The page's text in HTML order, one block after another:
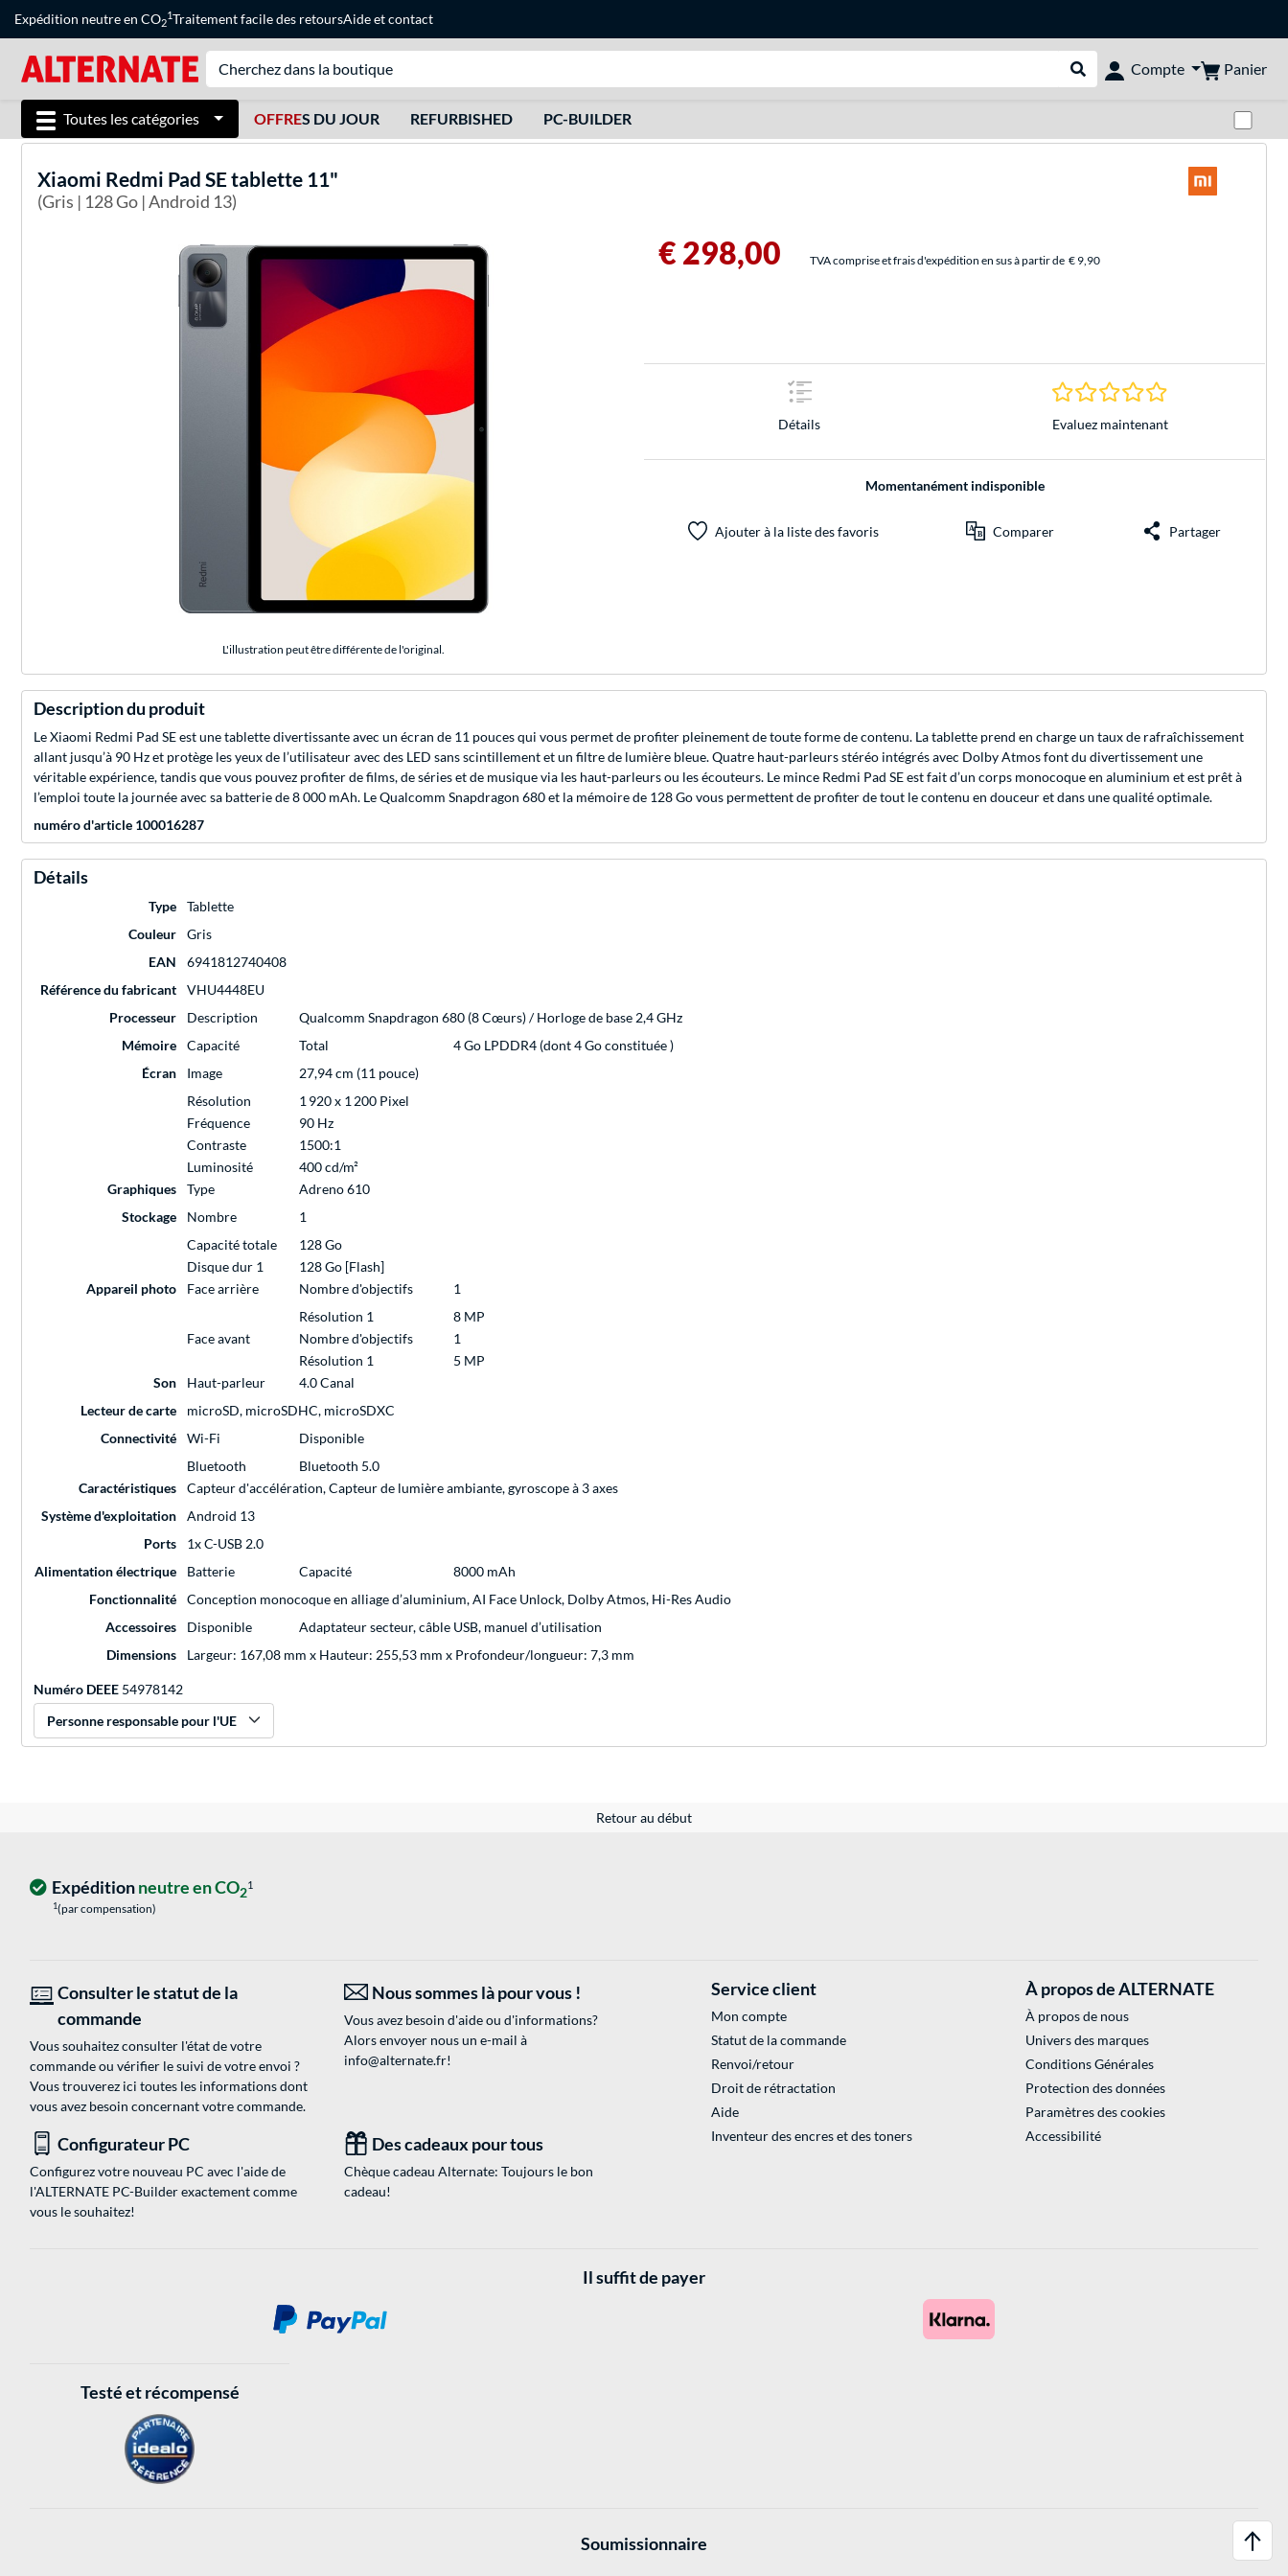
Expédition neutre en CO2
1Traitement facile des retoursAideetcontact
Rechercher dans le shop
Compte Panier
Toutes les catégories OFFRES DU JOUR REFURBISHED PC-BUILDER
Xiaomi Redmi Pad SE tablette 11"
(Gris | 128 Go | Android 13)
L'illustration peut être différente de l'original.
€ 298,00 TVA comprise et frais d'expédition en sus à partir de € 9,90
Détails
0.0 Étoiles à 0
Evaluez maintenant
Momentanément indisponible
Ajouter à la liste des favoris Comparer Partager
Description du produit
Le Xiaomi Redmi Pad SE est une tablette divertissante avec un écran de 11 pouces qui vous permet de profiter pleinement de toute forme de contenu. La tablette prend en charge un taux de rafraîchissement
allant jusqu’à 90 Hz et protège les yeux de l’utilisateur avec des LED sans scintillement et un filtre de lumière bleue. Quatre haut-parleurs stéréo intégrés avec Dolby Atmos font du divertissement une
véritable expérience, tandis que vous pouvez profiter de films, de séries et de musique via les haut-parleurs ou les écouteurs. Le mince Redmi Pad SE est fait d’un corps monocoque en aluminium et est prêt à
l’emploi toute la journée avec sa batterie de 8 000 mAh. Le Qualcomm Snapdragon 680 et la mémoire de 128 Go vous permettent de profiter de tout le contenu en douceur et dans une qualité optimale.
numéro d'article 100016287
Détails
Type
Tablette
Couleur
Gris
EAN
6941812740408
Référence du fabricant
VHU4448EU
Processeur
Description
Qualcomm Snapdragon 680 (8 Cœurs) / Horloge de base 2,4 GHz
Mémoire
Capacité Total
4 Go LPDDR4 (dont 4 Go constituée )
Écran
Image
27,94 cm (11 pouce)
Résolution
1 920 x 1 200 Pixel
Fréquence
90 Hz
Contraste
1500:1
Luminosité
400 cd/m²
Graphiques
Type
Adreno 610
Stockage
Nombre
1
Capacité totale
128 Go
Disque dur 1
128 Go [Flash]
Appareil photo
Face arrière Nombre d'objectifs
1
Résolution 1
8 MP
Face avant
Nombre d'objectifs
1
Résolution 1
5 MP
Son
Haut-parleur
4.0 Canal
Lecteur de carte
microSD, microSDHC, microSDXC
Connectivité
Wi-Fi
Disponible
Bluetooth
Bluetooth 5.0
Caractéristiques
Capteur d'accélération, Capteur de lumière ambiante, gyroscope à 3 axes
Système d'exploitation
Android 13
Ports
1x C-USB 2.0
Alimentation électrique
Batterie Capacité
8000 mAh
Fonctionnalité
Conception monocoque en alliage d’aluminium, AI Face Unlock, Dolby Atmos, Hi-Res Audio
Accessoires
Disponible
Adaptateur secteur, câble USB, manuel d’utilisation
Dimensions
Largeur: 167,08 mm x Hauteur: 255,53 mm x Profondeur/longueur: 7,3 mm
Numéro DEEE 54978142
Personne responsable pour l'UE
Retour au début
Expéditionneutre en CO21
1(par compensation)
Consulter le statut de la
commande
Vous souhaitez consulter l'état de votre
commande ou vérifier le suivi de votre envoi ?
Vous trouverez ici toutes les informations dont
vous avez besoin concernant votre commande.
Nous sommes là pour vous !
Vous avez besoin d'aide ou d'informations?
Alors envoyer nous un e-mail à
info@alternate.fr!
Configurateur PC
Configurez votre nouveau PC avec l'aide de
l'ALTERNATE PC-Builder exactement comme
vous le souhaitez!
Des cadeaux pour tous
Chèque cadeau Alternate: Toujours le bon
cadeau!
Service client
Mon compte
Statut de la commande
Renvoi/retour
Droit de rétractation
Aide
Inventeur des encres et des toners
À propos de ALTERNATE
À propos de nous
Univers des marques
Conditions Générales
Protection des données
Paramètres des cookies
Accessibilité
Il suffit de payer
Testé et récompensé
Soumissionnaire